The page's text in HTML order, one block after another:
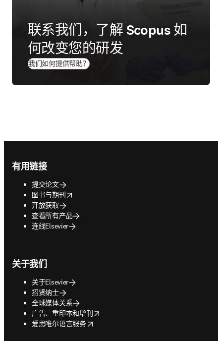
联系我们，了解 Scopus 如
何改变您的研发
我们如何提供帮助？
有用链接
提交论文
图书与期刊
opens in new tab/window
开放获取
查看所有产品
连线Elsevier
关于我们
关于Elsevier
招贤纳士
全球媒体关系
广告、重印本和增刊
opens in new tab/window
爱思唯尔语言服务
opens in new tab/window